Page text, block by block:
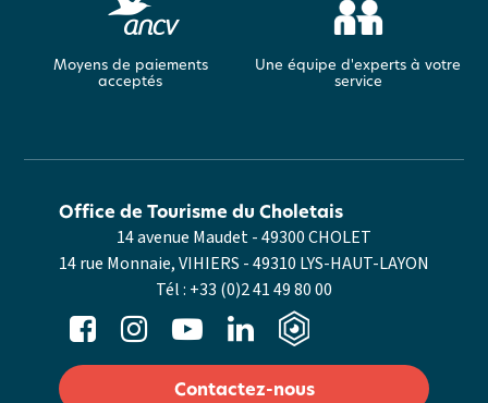
Moyens de paiements
acceptés
Une équipe d'experts à votre
service
14 avenue Maudet - 49300 CHOLET
14 rue Monnaie, VIHIERS - 49310 LYS-HAUT-LAYON
Tél : +33 (0)2 41 49 80 00
Office de Tourisme du Choletais
Contactez-nous